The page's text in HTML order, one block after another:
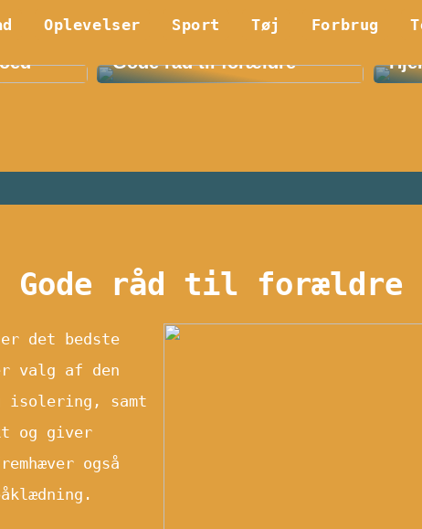
Oplevelser Sport Tøj Forbrug
Gode råd til forældre
Gode råd til forældre
det bedste
valg af den
isolering, samt
og giver
også